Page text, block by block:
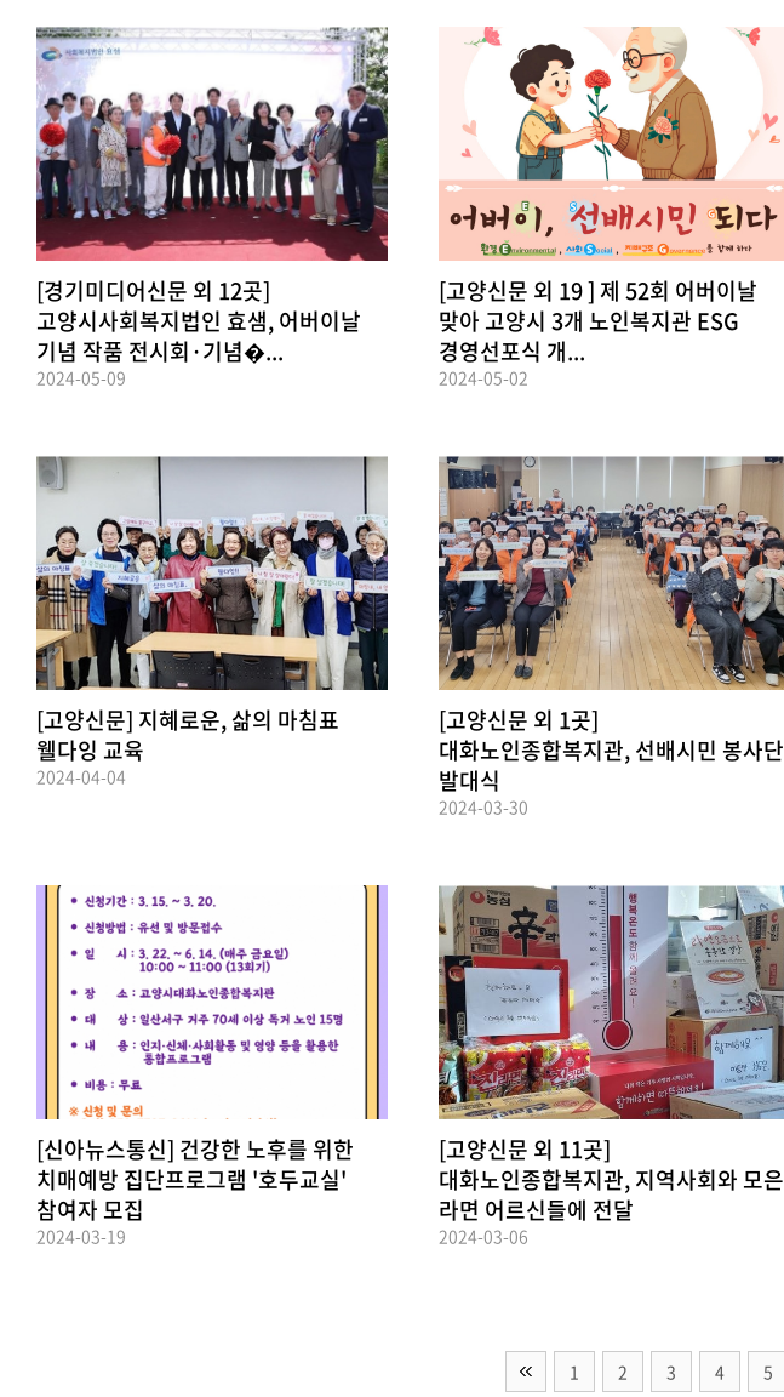
[경기미디어신문 외 12곳]
고양시사회복지법인 효샘, 어버이날
기념 작품 전시회·기념�...
2024-05-09
[고양신문 외 19 ] 제 52회 어버이날
맞아 고양시 3개 노인복지관 ESG
경영선포식 개...
2024-05-02
[고양신문] 지혜로운, 삶의 마침표
웰다잉 교육
2024-04-04
[고양신문 외 1곳]
대화노인종합복지관, 선배시민 봉사단
발대식
2024-03-30
[신아뉴스통신] 건강한 노후를 위한
치매예방 집단프로그램 '호두교실'
참여자 모집
2024-03-19
[고양신문 외 11곳]
대화노인종합복지관, 지역사회와 모은
라면 어르신들에 전달
2024-03-06
1 2 3 4 5